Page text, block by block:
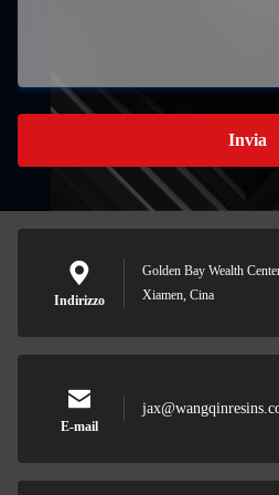
Invia
Indirizzo
Golden Bay Wealth
Xiamen, Cina
E-mail